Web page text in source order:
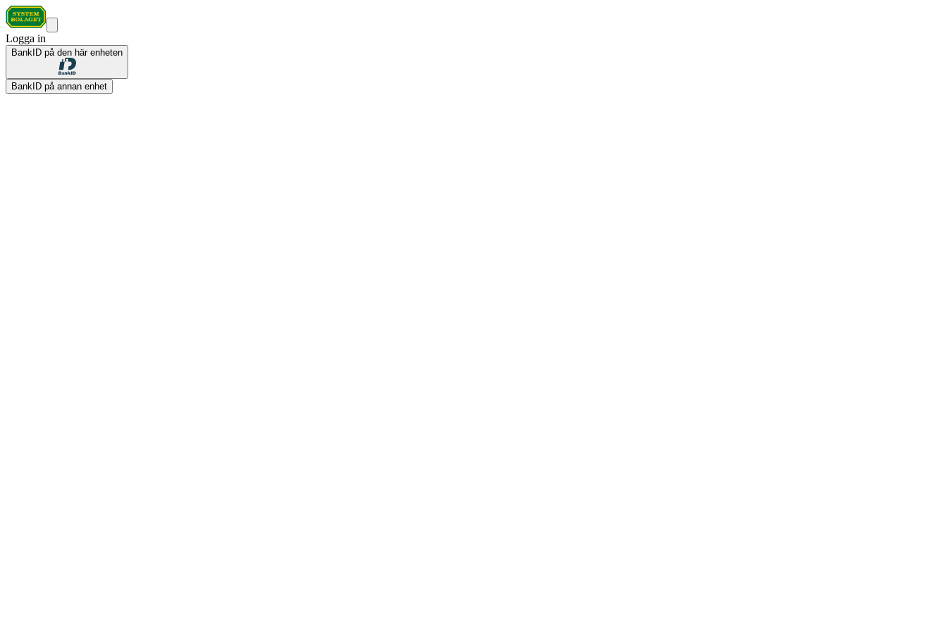
Logga in
BankID på den här enheten
BankID på annan enhet